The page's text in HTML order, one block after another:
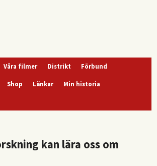
Våra filmer Distrikt Förbund
Shop Länkar Min historia
kan lära oss om